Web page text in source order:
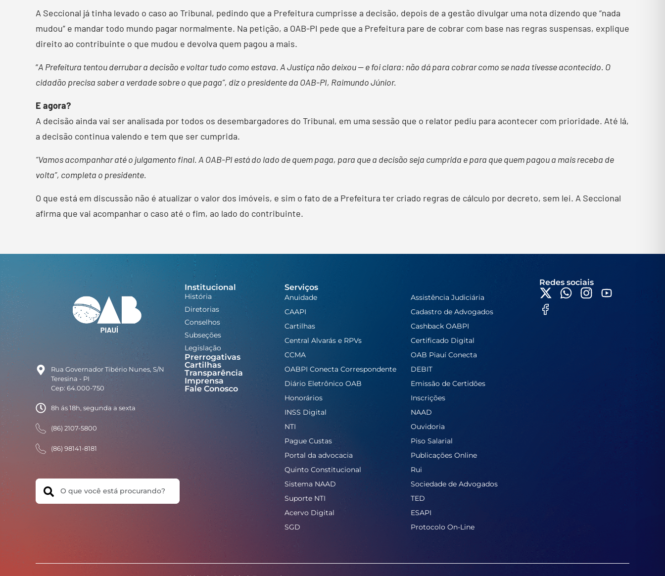
A Seccional já tinha levado o caso ao Tribunal, pedindo que a Prefeitura cumprisse a decisão, depois de a gestão divulgar uma nota dizendo que “nada
mudou” e mandar todo mundo pagar normalmente. Na petição, a OAB-PI pede que a Prefeitura pare de cobrar com base nas regras suspensas, explique
direito ao contribuinte o que mudou e devolva quem pagou a mais.
“A Prefeitura tentou derrubar a decisão e voltar tudo como estava. A Justiça não deixou — e foi clara: não dá para cobrar como se nada tivesse acontecido. O
cidadão precisa saber a verdade sobre o que paga”, diz o presidente da OAB-PI, Raimundo Júnior.
E agora?
A decisão ainda vai ser analisada por todos os desembargadores do Tribunal, em uma sessão que o relator pediu para acontecer com prioridade. Até lá,
a decisão continua valendo e tem que ser cumprida.
“Vamos acompanhar até o julgamento final. A OAB-PI está do lado de quem paga, para que a decisão seja cumprida e para que quem pagou a mais receba de
volta”, completa o presidente.
O que está em discussão não é atualizar o valor dos imóveis, e sim o fato de a Prefeitura ter criado regras de cálculo por decreto, sem lei. A Seccional
afirma que vai acompanhar o caso até o fim, ao lado do contribuinte.
Rua Governador Tibério Nunes, S/N
Teresina - PI
Cep: 64.000-750
8h ás 18h, segunda a sexta
(86) 2107-5800
(86) 98141-8181
Search
Institucional
História
Diretorias
Conselhos
Subseções
Legislação
Prerrogativas
Cartilhas
Transparência
Imprensa
Fale Conosco
Serviços
Anuidade
Assistência Judiciária
CAAPI
Cadastro de Advogados
Cartilhas
Cashback OABPI
Central Alvarás e RPVs
Certificado Digital
CCMA
OAB Piauí Conecta
OABPI Conecta Correspondente
DEBIT
Diário Eletrônico OAB
Emissão de Certidões
Honorários
Inscrições
INSS Digital
NAAD
NTI
Ouvidoria
Pague Custas
Piso Salarial
Portal da advocacia
Publicações Online
Quinto Constitucional
Rui
Sistema NAAD
Sociedade de Advogados
Suporte NTI
TED
Acervo Digital
ESAPI
SGD
Protocolo On-Line
Redes sociais